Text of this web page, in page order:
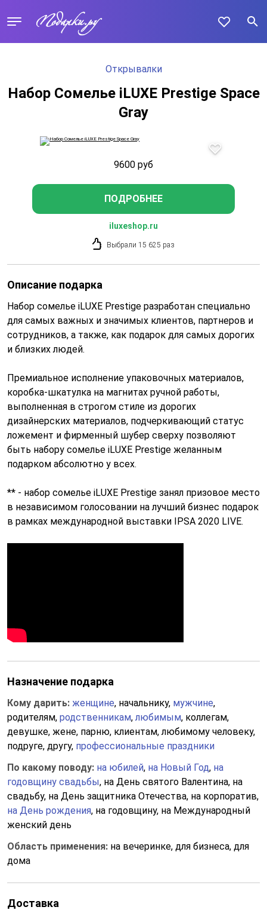
Открывалки
Набор Сомелье iLUXE Prestige Space
Gray
9600 руб
ПОДРОБНЕЕ
iluxeshop.ru
Выбрали 15 625 раз
Описание подарка
Набор сомелье iLUXE Prestige разработан специально
для самых важных и значимых клиентов, партнеров и
сотрудников, а также, как подарок для самых дорогих
и близких людей.
Премиальное исполнение упаковочных материалов,
коробка-шкатулка на магнитах ручной работы,
выполненная в строгом стиле из дорогих
дизайнерских материалов, подчеркивающий статус
ложемент и фирменный шубер сверху позволяют
быть набору сомелье iLUXE Prestige желанным
подарком абсолютно у всех.
** - набор сомелье iLUXE Prestige занял призовое место
в независимом голосовании на лучший бизнес подарок
в рамках международной выставки IPSA 2020 LIVE.
Назначение подарка
Кому дарить: женщине, начальнику, мужчине,
родителям, родственникам, любимым, коллегам,
девушке, жене, парню, клиентам, любимому человеку,
подруге, другу, профессиональные праздники
По какому поводу: на юбилей, на Новый Год, на
годовщину свадьбы, на День святого Валентина, на
свадьбу, на День защитника Отечества, на корпоратив,
на День рождения, на годовщину, на Международный
женский день
Область применения: на вечеринке, для бизнеса, для
дома
Доставка